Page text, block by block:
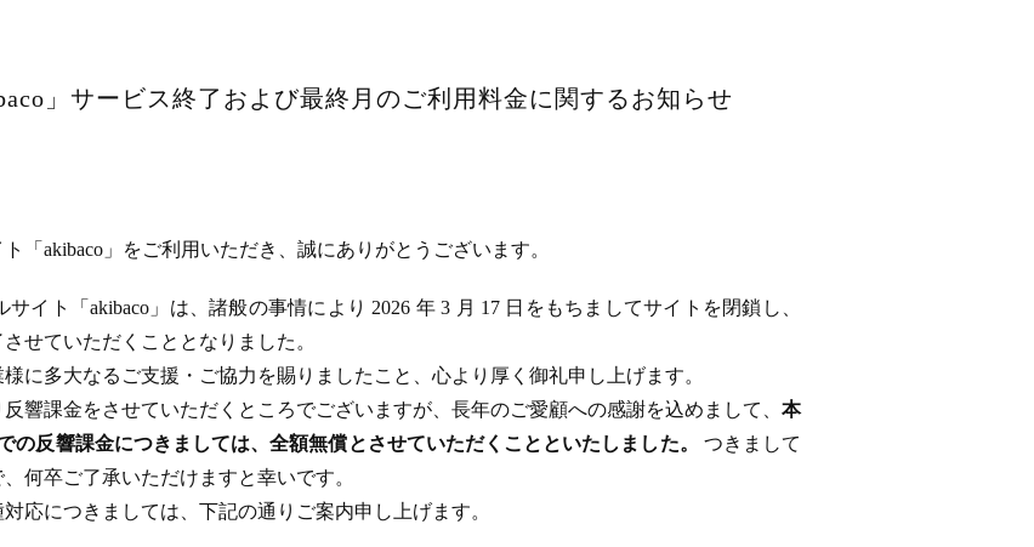
」サービス終了および最終月のご利用料金に関するお知らせ
「akibaco」をご利用いただき、誠にありがとうございます。
イト「akibaco」は、諸般の事情により 2026 年 3 月 17 日をもちましてサイトを閉鎖し、
せていただくこととなりました。
に多大なるご支援・ご協力を賜りましたこと、心より厚く御礼申し上げます。
響課金をさせていただくところでございますが、長年のご愛顧への感謝を込めまして、 本
の反響課金につきましては、全額無償とさせていただくことといたしました。 つきまして
何卒ご了承いただけますと幸いです。
応につきましては、下記の通りご案内申し上げます。